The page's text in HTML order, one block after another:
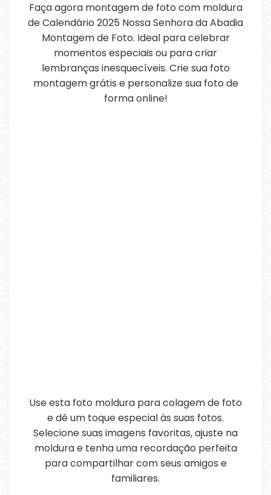
Faça agora montagem de foto com moldura
de Calendário 2025 Nossa Senhora da Abadia
Montagem de Foto. Ideal para celebrar
momentos especiais ou para criar
lembranças inesquecíveis. Crie sua foto
montagem grátis e personalize sua foto de
forma online!
Use esta foto moldura para colagem de foto
e dê um toque especial às suas fotos.
Selecione suas imagens favoritas, ajuste na
moldura e tenha uma recordação perfeita
para compartilhar com seus amigos e
familiares.